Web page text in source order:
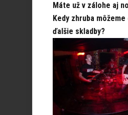
Máte už v zálohe aj
Kedy zhruba môžeme
ďalšie skladby?